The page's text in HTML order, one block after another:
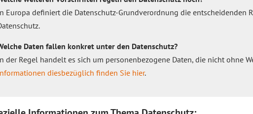
Europa definiert die Datenschutz-Grundverordnung die entscheidenden
Daten fallen konkret unter den Datenschutz?
der Regel handelt es sich um personenbezogene Daten, die nicht ohne
diesbezüglich finden Sie hier.